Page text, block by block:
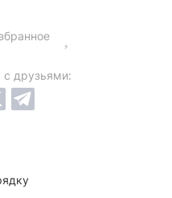
с друзьями: